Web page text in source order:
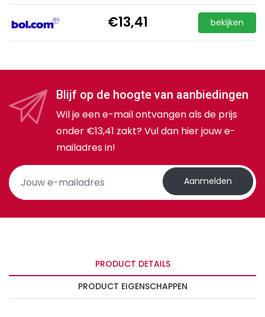
€13,41 bekijken
Blijf op de hoogte van aanbiedingen
Wil je een e-mail ontvangen als de prijs
onder €13,41 zakt? Vul dan hier jouw e-
mailadres in!
Aanmelden
PRODUCT DETAILS
PRODUCT EIGENSCHAPPEN